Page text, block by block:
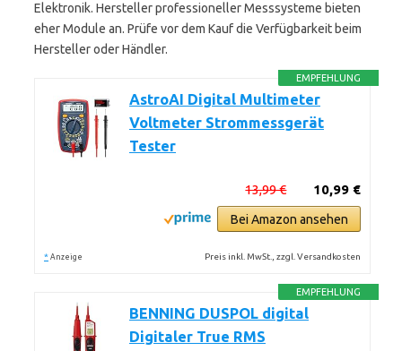
Elektronik. Hersteller professioneller Messsysteme bieten
eher Module an. Prüfe vor dem Kauf die Verfügbarkeit beim
Hersteller oder Händler.
EMPFEHLUNG
AstroAI Digital Multimeter
Voltmeter Strommessgerät
Tester
10,99 €
13,99 €
Bei Amazon ansehen
* Anzeige Preis inkl. MwSt., zzgl. Versandkosten
EMPFEHLUNG
BENNING DUSPOL digital
Digitaler True RMS